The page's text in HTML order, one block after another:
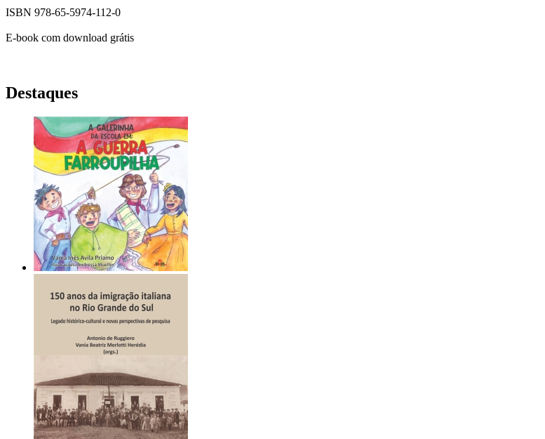
ISBN 978-65-5974-112-0
E-book com download grátis
Destaques